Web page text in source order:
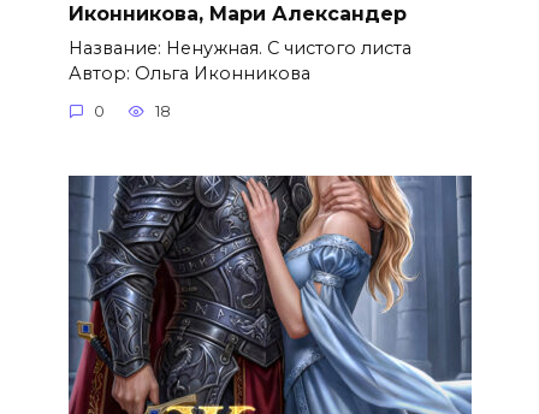
Иконникова, Мари Александер
Название: Ненужная. С чистого листа
Автор: Ольга Иконникова
0 18